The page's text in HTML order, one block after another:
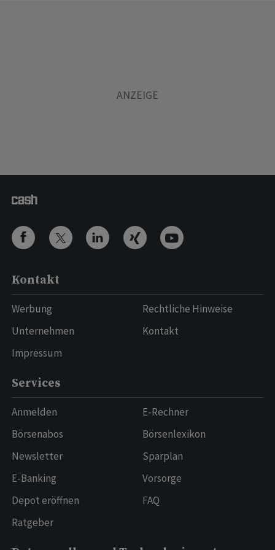
Kontakt
Werbung
Unternehmen
Impressum
Rechtliche Hinweise
Kontakt
Services
Anmelden
Börsenabos
Newsletter
E-Banking
Depot eröffnen
Ratgeber
E-Rechner
Börsenlexikon
Sparplan
Vorsorge
FAQ